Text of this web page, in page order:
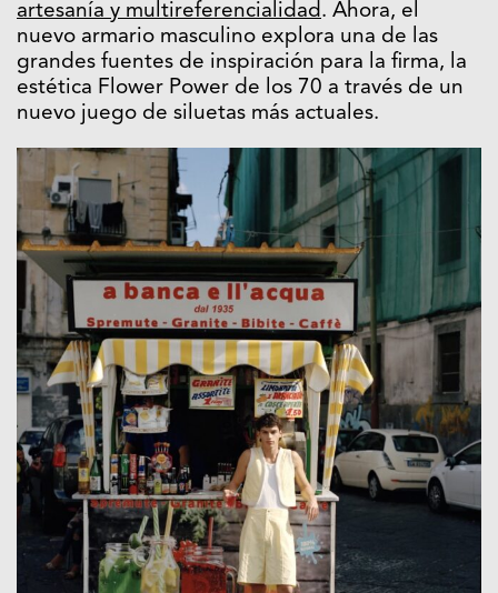
artesanía y multireferencialidad. Ahora, el
nuevo armario masculino explora una de las
grandes fuentes de inspiración para la firma, la
estética Flower Power de los 70 a través de un
nuevo juego de siluetas más actuales.